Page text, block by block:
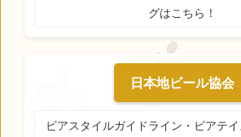
グはこちら！
日本地ビール協会
ビアスタイルガイドライン・ビアテ